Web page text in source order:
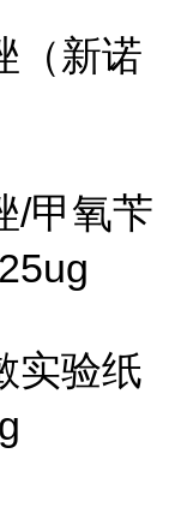
（新诺
/甲氧苄
实验纸